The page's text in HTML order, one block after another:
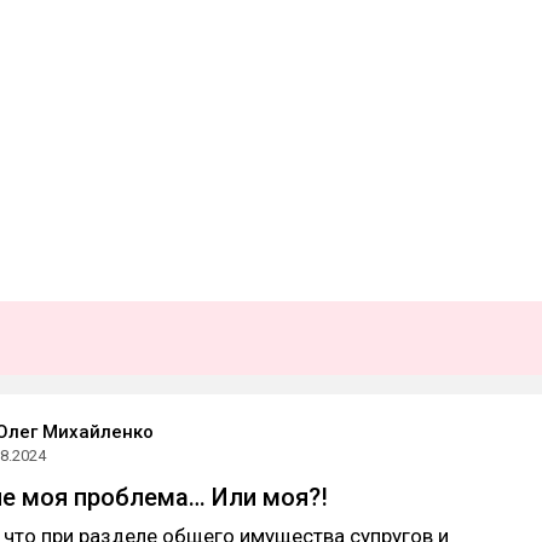
Михайленко
моя проблема… Или моя?!
при разделе общего имущества супругов и